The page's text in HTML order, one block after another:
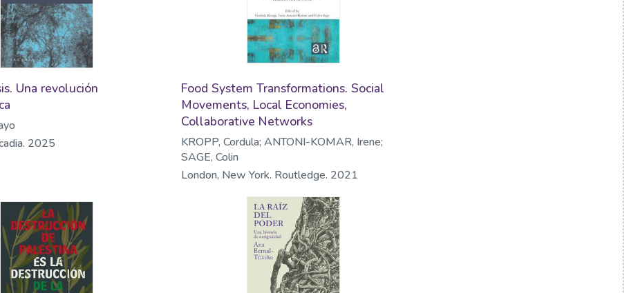
Una revolución
2025
Food System Transformations. Social
Movements, Local Economies,
Collaborative Networks
KROPP, Cordula; ANTONI-KOMAR, Irene;
SAGE, Colin
London, New York. Routledge. 2021